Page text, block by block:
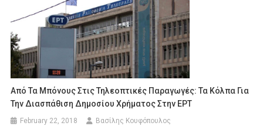
Από Τα Μπόνους Στις Τηλεοπτικές Παραγωγές: Τα Κόλπα Για
Την Διασπάθιση Δημοσίου Χρήματος Στην ΕΡΤ
February 22, 2018 Βασίλης Κουφόπουλος